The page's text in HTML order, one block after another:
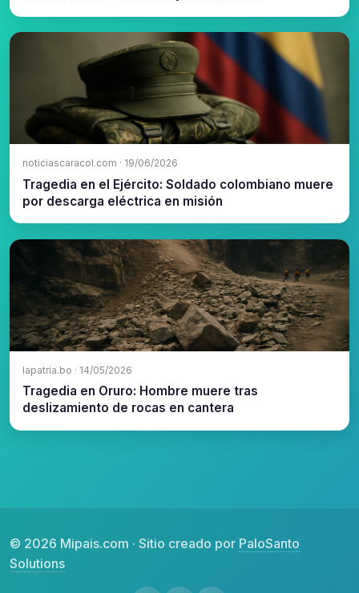
noticiascaracol.com · 19/06/2026
Tragedia en el Ejército: Soldado colombiano muere
por descarga eléctrica en misión
lapatria.bo · 14/05/2026
Tragedia en Oruro: Hombre muere tras
deslizamiento de rocas en cantera
© 2026 Mipais.com · Sitio creado por PaloSanto
Solutions